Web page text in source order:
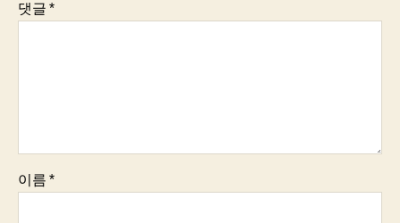
댓글*
이름*